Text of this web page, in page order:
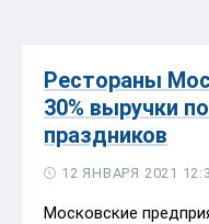
Рестораны
30% выручки
праздников
12 ЯНВАРЯ 2021
Московские